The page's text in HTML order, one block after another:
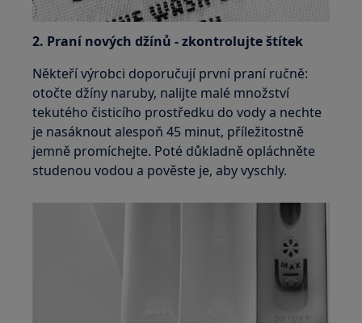
2. Praní nových džínů - zkontrolujte štítek
Někteří výrobci doporučují první praní ručně:
otočte džíny naruby, nalijte malé množství
tekutého čisticího prostředku do vody a nechte
je nasáknout alespoň 45 minut, příležitostně
jemně promíchejte. Poté důkladně opláchněte
studenou vodou a pověste je, aby vyschly.